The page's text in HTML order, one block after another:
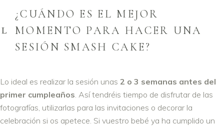
¿CUÁNDO ES EL MEJOR
MOMENTO PARA HACER UNA
SESIÓN SMASH CAKE?
Lo ideal es realizar la sesión unas 2 o 3 semanas antes del
primer cumpleaños. Así tendréis tiempo de disfrutar de las
fotografías, utilizarlas para las invitaciones o decorar la
celebración si os apetece. Si vuestro bebé ya ha cumplido un